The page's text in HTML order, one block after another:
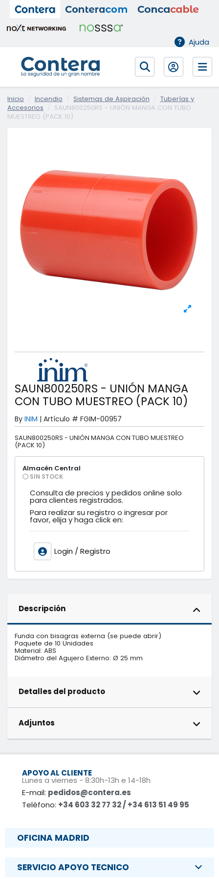
Ajuda
Inicio Incendio Sistemas de Aspiración
Tuberías y
Accesorios
SAUN800250RS - UNIÓN MANGA CON TUBO
MUESTREO (PACK 10)
SAUN800250RS - UNIÓN MANGA
CON TUBO MUESTREO (PACK 10)
By INIM | Artículo # FGIM-00957
SAUN800250RS - UNIÓN MANGA CON TUBO MUESTREO
(PACK 10)
Almacén Central
SIN STOCK
Consulta de precios y pedidos online solo
para clientes registrados.
Para realizar su registro o ingresar por
favor, elija y haga click en:
Login / Registro
Descripción
Funda con bisagras externa (se puede abrir)
Paquete de 10 Unidades
Material: ABS
Diámetro del Agujero Externo: Ø 25 mm
Detalles del producto
Adjuntos
APOYO AL CLIENTE
Lunes a viernes - 8:30h-13h e 14-18h
E-mail: pedidos@contera.es
Teléfono: +34 603 32 77 32 / +34 613 51 49 95
OFICINA MADRID
SERVICIO APOYO TECNICO